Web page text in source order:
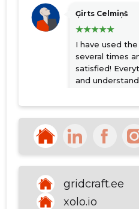
Ģirts Celmiņš
I have used
several times
satisfied!
and
gridcraft.ee
xolo.io